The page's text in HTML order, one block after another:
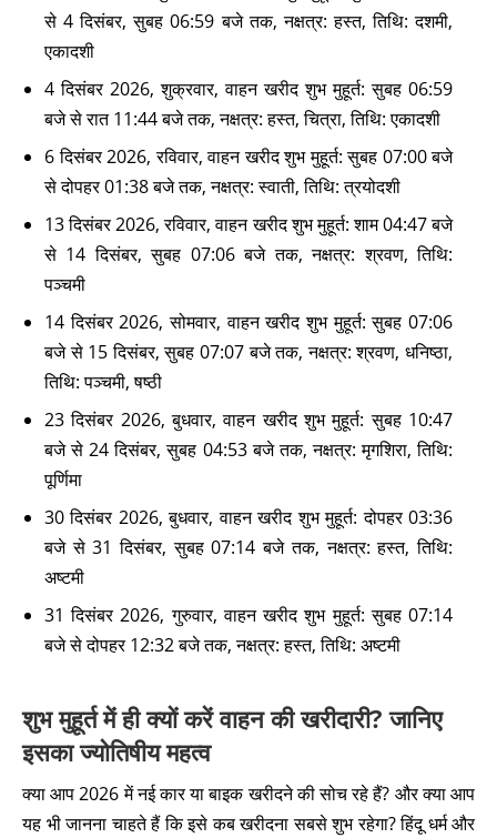
से 4 दिसंबर, सुबह 06:59 बजे तक, नक्षत्र: हस्त, तिथि: दशमी,
एकादशी
4 दिसंबर 2026, शुक्रवार, वाहन खरीद शुभ मुहूर्त: सुबह 06:59
बजे से रात 11:44 बजे तक, नक्षत्र: हस्त, चित्रा, तिथि: एकादशी
6 दिसंबर 2026, रविवार, वाहन खरीद शुभ मुहूर्त: सुबह 07:00 बजे
से दोपहर 01:38 बजे तक, नक्षत्र: स्वाती, तिथि: त्रयोदशी
13 दिसंबर 2026, रविवार, वाहन खरीद शुभ मुहूर्त: शाम 04:47 बजे
से 14 दिसंबर, सुबह 07:06 बजे तक, नक्षत्र: श्रवण, तिथि:
पञ्चमी
14 दिसंबर 2026, सोमवार, वाहन खरीद शुभ मुहूर्त: सुबह 07:06
बजे से 15 दिसंबर, सुबह 07:07 बजे तक, नक्षत्र: श्रवण, धनिष्ठा,
तिथि: पञ्चमी, षष्ठी
23 दिसंबर 2026, बुधवार, वाहन खरीद शुभ मुहूर्त: सुबह 10:47
बजे से 24 दिसंबर, सुबह 04:53 बजे तक, नक्षत्र: मृगशिरा, तिथि:
पूर्णिमा
30 दिसंबर 2026, बुधवार, वाहन खरीद शुभ मुहूर्त: दोपहर 03:36
बजे से 31 दिसंबर, सुबह 07:14 बजे तक, नक्षत्र: हस्त, तिथि:
अष्टमी
31 दिसंबर 2026, गुरुवार, वाहन खरीद शुभ मुहूर्त: सुबह 07:14
बजे से दोपहर 12:32 बजे तक, नक्षत्र: हस्त, तिथि: अष्टमी
शुभ मुहूर्त में ही क्यों करें वाहन की खरीदारी? जानिए
इसका ज्योतिषीय महत्व
क्या आप 2026 में नई कार या बाइक खरीदने की सोच रहे हैं? और क्या आप
यह भी जानना चाहते हैं कि इसे कब खरीदना सबसे शुभ रहेगा? हिंदू धर्म और